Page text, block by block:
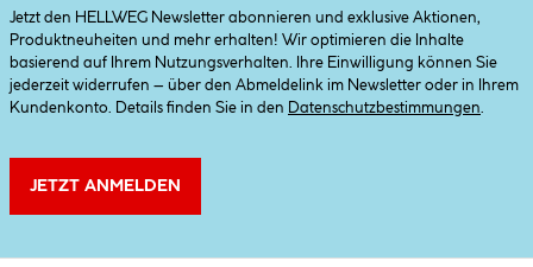
Jetzt den HELLWEG Newsletter abonnieren und exklusive Aktionen,
Produktneuheiten und mehr erhalten! Wir optimieren die Inhalte
basierend auf Ihrem Nutzungsverhalten. Ihre Einwilligung können Sie
jederzeit widerrufen – über den Abmeldelink im Newsletter oder in Ihrem
Kundenkonto. Details finden Sie in den
Datenschutzbestimmungen
JETZT ANMELDEN